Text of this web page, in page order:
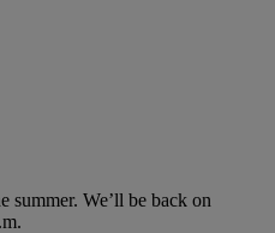
We’ll be back on